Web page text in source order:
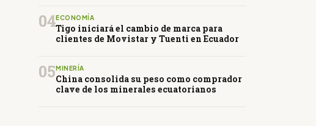
04ECONOMÍA
Tigo iniciará el cambio de marca para
clientes de Movistar y Tuenti en Ecuador
05 MINERÍA
China consolida su peso como comprador
clave de los minerales ecuatorianos